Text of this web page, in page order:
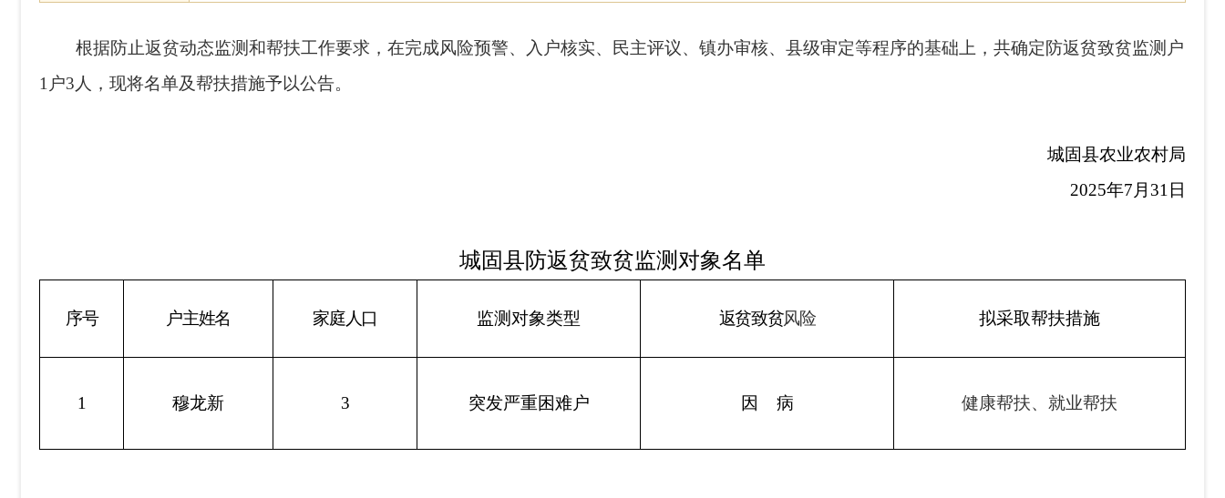
根据防止返贫动态监测和帮扶工作要求 ，在完成风险预警、入户核实、民主评议、镇办审核、县级审定等程序的基础上，共确定防返贫致贫监测户
1户3人，现将名单及帮扶措施予以公告。
城固县农业农村局
2025年7月 31 日
城固县防返贫致贫监测对象名单
序号 户主姓名 家庭人口 监测对象类型 返贫致贫风险 拟采取帮扶措施
1 穆龙新 3 突发严重困难户 因 病 健康帮扶、就业帮扶